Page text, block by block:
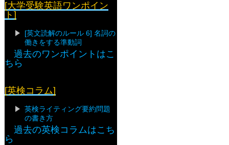
[大学受験英語ワンポイン
ト]
[英文読解のルール 6] 名詞の
働きをする準動詞
過去のワンポイントはこ
ちら
[英検コラム]
英検ライティング要約問題
の書き方
過去の英検コラムはこち
ら